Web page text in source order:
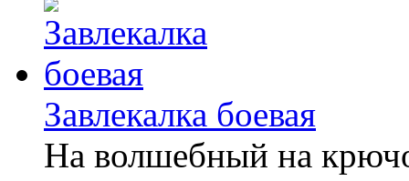
Завлекалка боевая
На волшебный на